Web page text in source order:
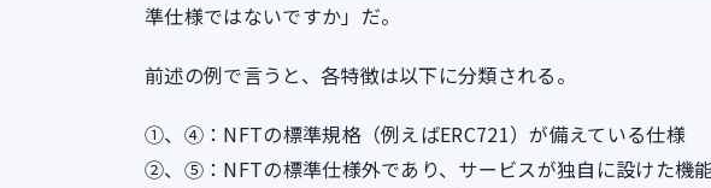
準仕様ではないですか」だ。
前述の例で言うと、各特徴は以下に分類される。
①、④：NFTの標準規格（例えばERC721）が備えている仕様
②、⑤：NFTの標準仕様外であり、サービスが独自に設けた機